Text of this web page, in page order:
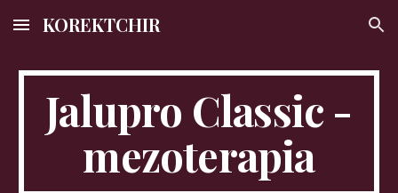
Skip to main content Skip to navigation
KOREKTCHIR
Jalupro Classic -
mezoterapia